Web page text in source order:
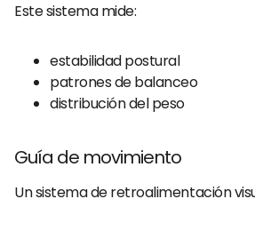
Este sistema mide:
estabilidad postural
patrones de balanceo
distribución del peso
Guía de movimiento
Un sistema de retroalimentación